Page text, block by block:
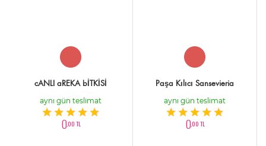
cANLI aREKA bİTKİSİ
aynı gün teslimat
0,00 TL
Paşa Kılıcı Sansevieria
aynı gün teslimat
0,00 TL